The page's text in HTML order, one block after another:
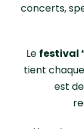
concerts,
Le festival
tient
est